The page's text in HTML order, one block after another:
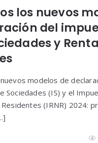
los nuevos
del
y
modelos de
Sociedades (IS) y el
(IRNR) 2024: